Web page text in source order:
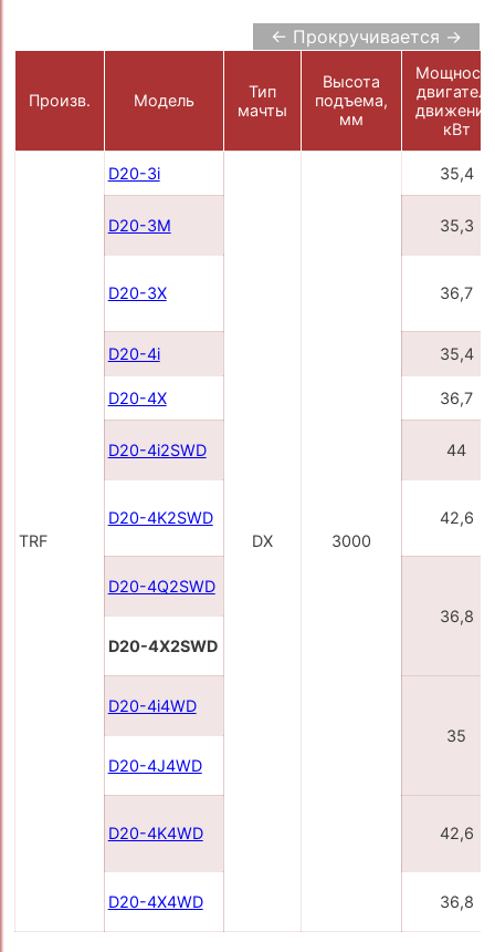
← Прокручивается →
Произв. Модель
Тип
мачты
Высота
подъема,
мм
кВт
TRF
D20-3i
DX 3000
35,4
D20-3M 35,3
D20-3X 36,7
D20-4i 35,4
D20-4X 36,7
D20-4i2SWD 44
D20-4K2SWD 42,6
D20-4Q2SWD
36,8
D20-4X2SWD
D20-4i4WD
35
D20-4J4WD
D20-4K4WD 42,6
D20-4X4WD 36,8